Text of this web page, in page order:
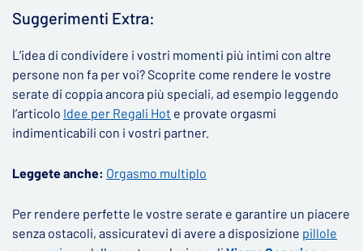
Suggerimenti Extra:
L’idea di condividere i vostri momenti più intimi con altre
persone non fa per voi? Scoprite come rendere le vostre
serate di coppia ancora più speciali, ad esempio leggendo
l’articolo Idee per Regali Hot e provate orgasmi
indimenticabili con i vostri partner.
Leggete anche: Orgasmo multiplo
Per rendere perfette le vostre serate e garantire un piacere
senza ostacoli, assicuratevi di avere a disposizione pillole